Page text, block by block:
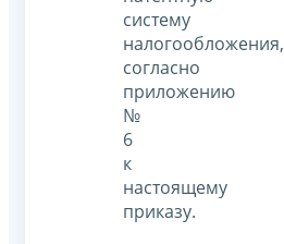
систему
налогообложения,
согласно
приложению
№
6
к
настоящему
приказу.